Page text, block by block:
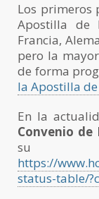
Los primeros
Apostilla de
Francia,
pero la
de forma
la Apostilla
En la
Convenio de
su
https://
status-table/